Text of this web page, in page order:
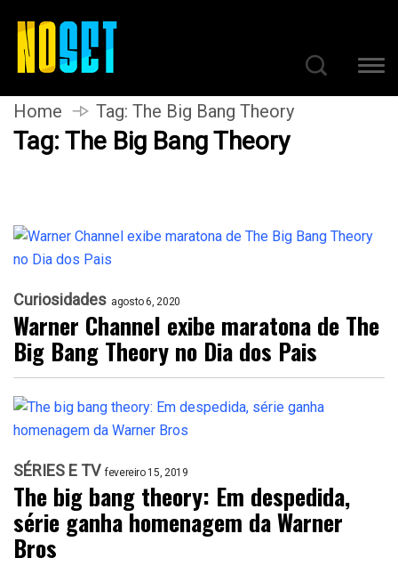
Home Tag: The Big Bang Theory
Tag: The Big Bang Theory
Curiosidades agosto 6, 2020
Warner Channel exibe maratona de The
Big Bang Theory no Dia dos Pais
SÉRIES E TV fevereiro 15, 2019
The big bang theory: Em despedida,
série ganha homenagem da Warner
Bros